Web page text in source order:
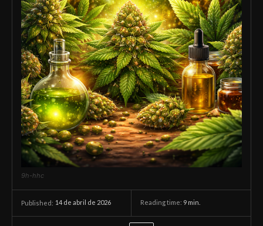
9h-hhc
Published: 14 de abril de 2026 Reading time: 9 min.